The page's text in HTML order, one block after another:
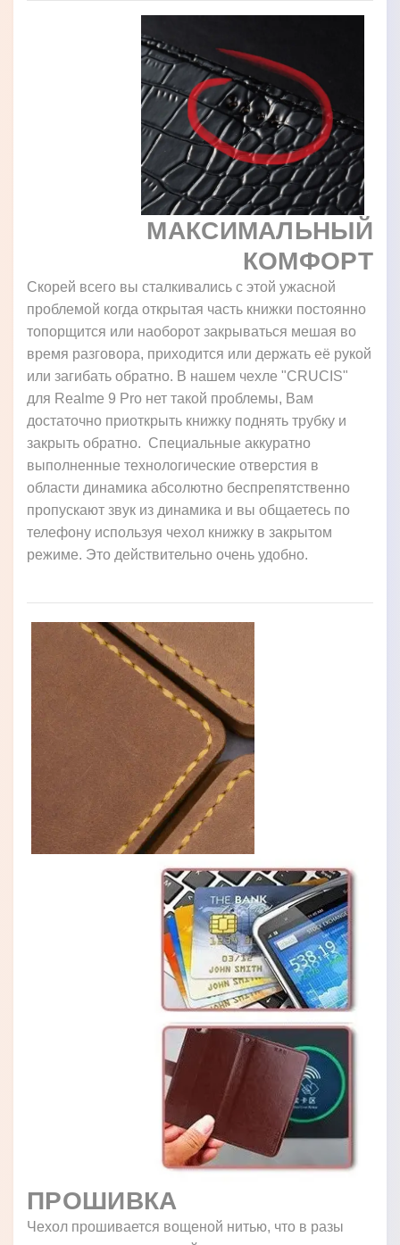
МАКСИМАЛЬНЫЙ
КОМФОРТ
Скорей всего вы сталкивались с этой ужасной
проблемой когда открытая часть книжки постоянно
топорщится или наоборот закрываться мешая во
время разговора, приходится или держать её рукой
или загибать обратно. В нашем чехле "CRUCIS"
для Realme 9 Pro нет такой проблемы, Вам
достаточно приоткрыть книжку поднять трубку и
закрыть обратно. Специальные аккуратно
выполненные технологические отверстия в
области динамика абсолютно беспрепятственно
пропускают звук из динамика и вы общаетесь по
телефону используя чехол книжку в закрытом
режиме. Это действительно очень удобно.
ПРОШИВКА
Чехол прошивается вощеной нитью, что в разы